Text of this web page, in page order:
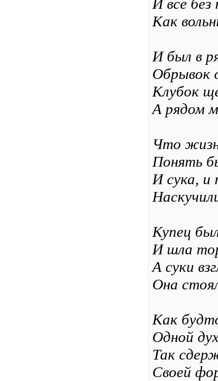
И все
Как
И был в
Обрывок
Клубок
А рядом
Что
Понять
И сука, и
Купец
И шла
А суки
Она
Как
Одной
Так
Своей